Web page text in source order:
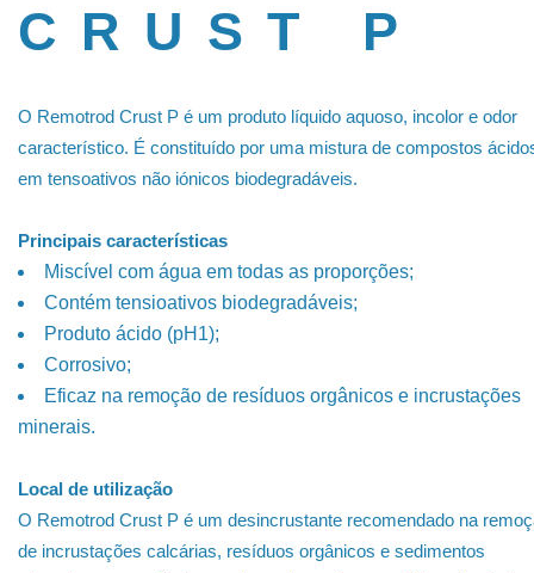
CRUST P
O Remotrod Crust P é um produto líquido aquoso, incolor e odor
característico. É constituído por uma mistura de compostos
em tensoativos não iónicos biodegradáveis.
Principais características
Miscível com água em todas as proporções;
Contém tensioativos biodegradáveis;
Produto ácido (pH1);
Corrosivo;
Eficaz na remoção de resíduos orgânicos e incrustações
minerais.
Local de utilização
O Remotrod Crust P é um desincrustante recomendado na
de incrustações calcárias, resíduos orgânicos e sedimentos